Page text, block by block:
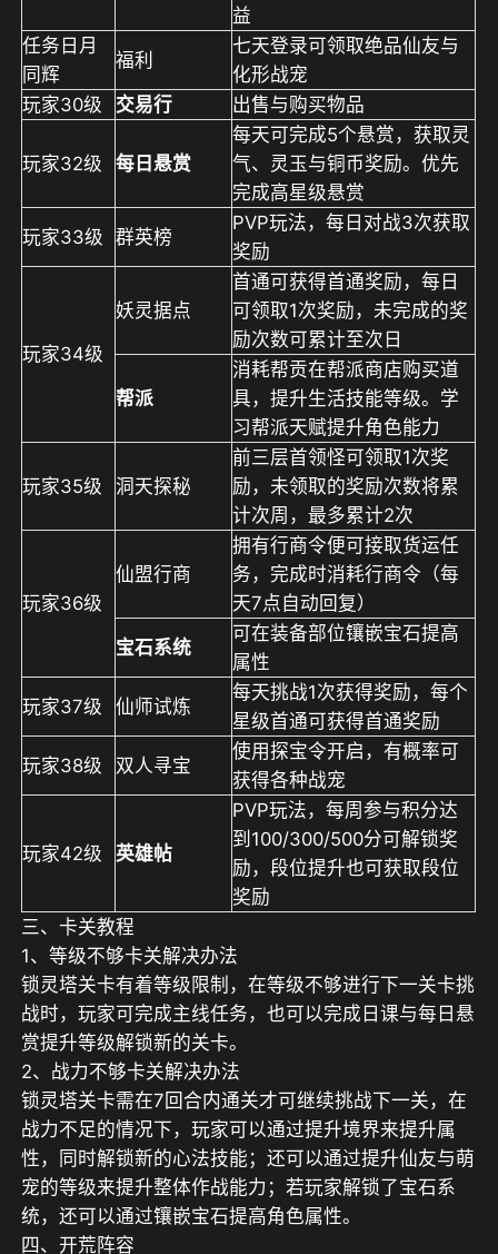
益
任务日月
同辉
福利
七天登录可领取绝品仙友与
化形战宠
玩家30级
交易行 出售与购买物品
玩家32级 每日悬赏
每天可完成5个悬赏，获取灵
气、灵玉与铜币奖励。优先
完成高星级悬赏
玩家33级
群英榜
PVP玩法，每日对战3次获取
奖励
玩家34级
妖灵据点
首通可获得首通奖励，每日
可领取1次奖励，未完成的奖
励次数可累计至次日
帮派
消耗帮贡在帮派商店购买道
具，提升生活技能等级。学
习帮派天赋提升角色能力
玩家35级 洞天探秘
前三层首领怪可领取1次奖
励，未领取的奖励次数将累
计次周，最多累计2次
玩家36级
仙盟行商
拥有行商令便可接取货运任
务，完成时消耗行商令（每
天7点自动回复）
宝石系统
可在装备部位镶嵌宝石提高
属性
玩家37级
仙师试炼
每天挑战1次获得奖励，每个
星级首通可获得首通奖励
玩家38级
双人寻宝
使用探宝令开启，有概率可
获得各种战宠
玩家42级 英雄帖
PVP玩法，每周参与积分达
到100/300/500分可解锁奖
励，段位提升也可获取段位
奖励
三、卡关教程
1、等级不够卡关解决办法
锁灵塔关卡有着等级限制 ，在等级不够进行下一关卡挑
战时，玩家可完成主线任务 ，也可以完成日课与每日悬
赏提升等级解锁新的关卡。
2、战力不够卡关解决办法
锁灵塔关卡需在7 回合内通关才可继续挑战下一关，在
战力不足的情况下，玩家可以通过提升境界来提升属
性，同时解锁新的心法技能 ；还可以通过提升仙友与萌
宠的等级来提升整体作战能力；若玩家解锁了宝石系
统 ，还可以通过镶嵌宝石提高角色属性。
四、开荒阵容